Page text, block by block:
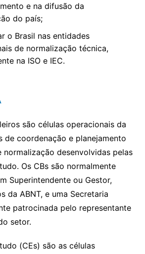
e na difusão da
do país;
o Brasil nas entidades
de normalização técnica,
na ISO e IEC.
são células operacionais da
de coordenação e planejamento
normalização desenvolvidas pelas
Os CBs são normalmente
Superintendente ou Gestor,
da ABNT, e uma Secretaria
patrocinada pelo representante
setor.
(CEs) são as células